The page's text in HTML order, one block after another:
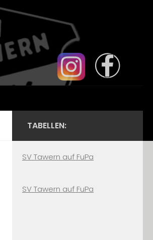
TABELLEN:
SV Tawern auf FuPa
SV Tawern auf FuPa